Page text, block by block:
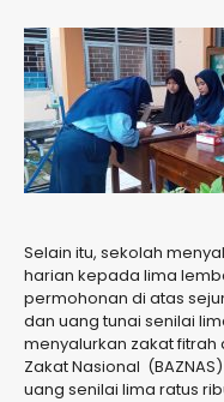
Selain itu, sekolah
harian kepada lima
permohonan di atas
dan uang tunai senilai
menyalurkan zakat fitrah
Zakat Nasional
uang senilai lima ratus